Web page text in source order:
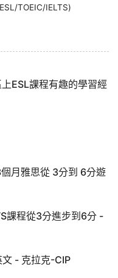
TOEIC/IELTS)
ESL課程有趣的學習經
月雅思從 3分到 6分遊
課程從3分進步到6分 -
- 克拉克-CIP